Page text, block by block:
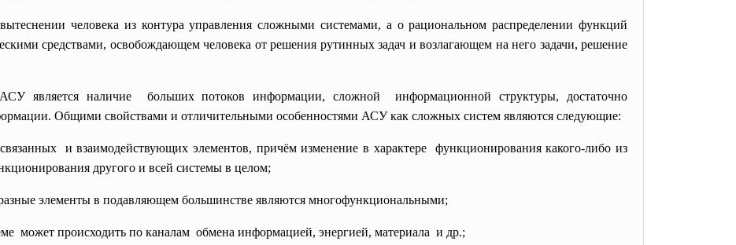
человека из контура управления сложными системами, а о рациональном распределении функций
средствами, освобождающем человека от решения рутинных задач и возлагающем на него задачи, решение
является наличие больших потоков информации, сложной информационной структуры, достаточно
Общими свойствами и отличительными особенностями АСУ как сложных систем являются следующие:
и взаимодействующих элементов, причём изменение в характере функционирования какого-либо из
другого и всей системы в целом;
элементы в подавляющем большинстве являются многофункциональными;
может происходить по каналам обмена информацией, энергией, материала и др.;